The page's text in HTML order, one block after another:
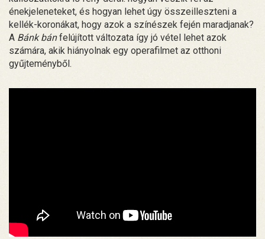
énekjeleneteket, és hogyan lehet úgy összeilleszteni a
kellék-koronákat, hogy azok a színészek fején maradjanak?
A Bánk bánfelújított változata így jó vétel lehet azok
számára, akik hiányolnak egy operafilmet az otthoni
gyűjteményből.